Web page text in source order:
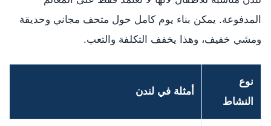
المدفوعة. يمكن بناء يوم كامل حول متحف مجاني وحديقة
ومشي خفيف، وهذا يخفف التكلفة والتعب.
نوع
النشاط
أمثلة في لندن